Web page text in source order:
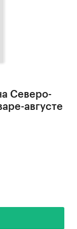
Северо-
августе